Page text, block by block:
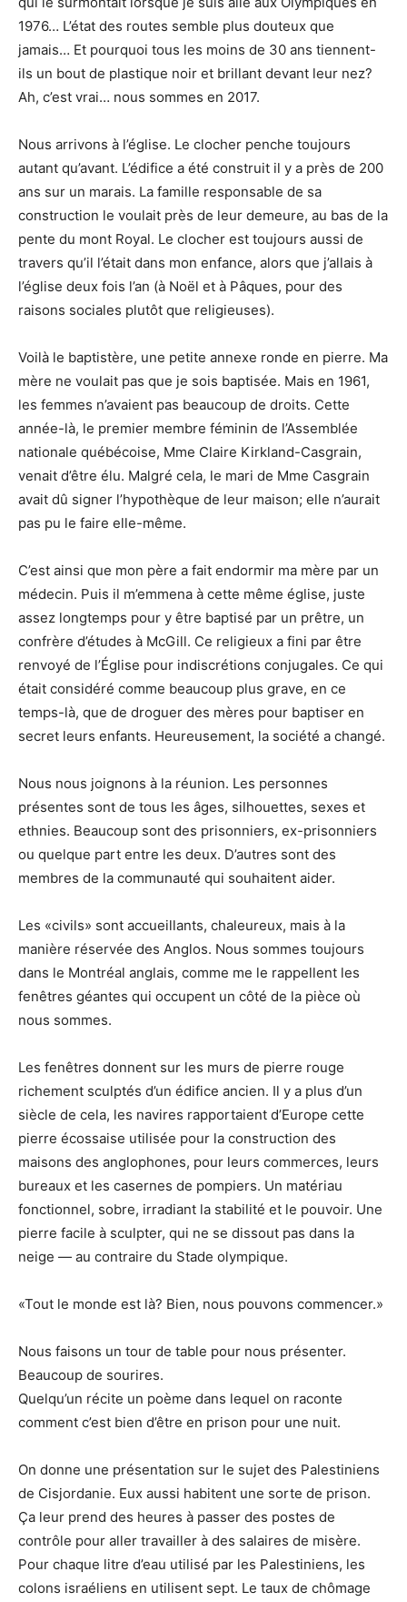
1976… L’état des routes semble plus douteux que
jamais… Et pourquoi tous les moins de 30 ans tiennent-
ils un bout de plastique noir et brillant devant leur nez?
Ah, c’est vrai… nous sommes en 2017.
Nous arrivons à l’église. Le clocher penche toujours
autant qu’avant. L’édifice a été construit il y a près de 200
ans sur un marais. La famille responsable de sa
construction le voulait près de leur demeure, au bas de la
pente du mont Royal. Le clocher est toujours aussi de
travers qu’il l’était dans mon enfance, alors que j’allais à
l’église deux fois l’an (à Noël et à Pâques, pour des
raisons sociales plutôt que religieuses).
Voilà le baptistère, une petite annexe ronde en pierre. Ma
mère ne voulait pas que je sois baptisée. Mais en 1961,
les femmes n’avaient pas beaucoup de droits. Cette
année-là, le premier membre féminin de l’Assemblée
nationale québécoise, Mme Claire Kirkland-Casgrain,
venait d’être élu. Malgré cela, le mari de Mme Casgrain
avait dû signer l’hypothèque de leur maison; elle n’aurait
pas pu le faire elle-même.
C’est ainsi que mon père a fait endormir ma mère par un
médecin. Puis il m’emmena à cette même église, juste
assez longtemps pour y être baptisé par un prêtre, un
confrère d’études à McGill. Ce religieux a fini par être
renvoyé de l’Église pour indiscrétions conjugales. Ce qui
était considéré comme beaucoup plus grave, en ce
temps-là, que de droguer des mères pour baptiser en
secret leurs enfants. Heureusement, la société a changé.
Nous nous joignons à la réunion. Les personnes
présentes sont de tous les âges, silhouettes, sexes et
ethnies. Beaucoup sont des prisonniers, ex-prisonniers
ou quelque part entre les deux. D’autres sont des
membres de la communauté qui souhaitent aider.
Les «civils» sont accueillants, chaleureux, mais à la
manière réservée des Anglos. Nous sommes toujours
dans le Montréal anglais, comme me le rappellent les
fenêtres géantes qui occupent un côté de la pièce où
nous sommes.
Les fenêtres donnent sur les murs de pierre rouge
richement sculptés d’un édifice ancien. Il y a plus d’un
siècle de cela, les navires rapportaient d’Europe cette
pierre écossaise utilisée pour la construction des
maisons des anglophones, pour leurs commerces, leurs
bureaux et les casernes de pompiers. Un matériau
fonctionnel, sobre, irradiant la stabilité et le pouvoir. Une
pierre facile à sculpter, qui ne se dissout pas dans la
neige — au contraire du Stade olympique.
«Tout le monde est là? Bien, nous pouvons commencer.»
Nous faisons un tour de table pour nous présenter.
Beaucoup de sourires.
Quelqu’un récite un poème dans lequel on raconte
comment c’est bien d’être en prison pour une nuit.
On donne une présentation sur le sujet des Palestiniens
de Cisjordanie. Eux aussi habitent une sorte de prison.
Ça leur prend des heures à passer des postes de
contrôle pour aller travailler à des salaires de misère.
Pour chaque litre d’eau utilisé par les Palestiniens, les
colons israéliens en utilisent sept. Le taux de chômage